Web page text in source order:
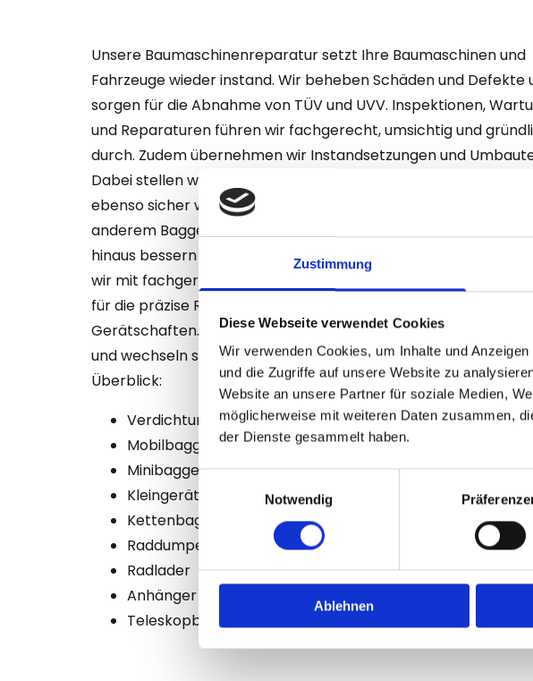
Zustimmung
Diese Webseite verwendet Cookies
Wir verwenden Cookies, um Inhalte und
und die Zugriffe auf unsere Website zu
Website an unsere Partner für soziale Medien,
möglicherweise mit weiteren Daten zusammen,
der Dienste gesammelt haben.
Einwilligungsauswahl
Notwendig
Ablehnen
Unsere Baumaschinenreparatur setzt Ihre Baumaschinen und
Fahrzeuge wieder instand. Wir beheben Schäden und Defekte
sorgen für die Abnahme von TÜV und UVV. Inspektionen,
und Reparaturen führen wir fachgerecht, umsichtig und
durch. Zudem übernehmen wir Instandsetzungen und
Dabei stellen wir die mechanische und technische
ebenso sicher wie die Verkehrssicherheit. Repariert werden
anderem Bagger, Radlader, Raddumper und Kettenbagger.
hinaus bessern wir Kleingeräte und Anhänger aus.
wir mit fachgerechten Schweißarbeiten wieder in Form. So
für die präzise Reparatur von Baggerschaufeln und anderen
Gerätschaften. Zudem prüfen wir den Zustand von Reifen und
und wechseln sie bei Bedarf aus. Hier unsere
Überblick:
Verdichtungsgeräte
Mobilbagger
Minibagger
Kleingeräte
Kettenbagger
Raddumper
Radlader
Anhänger
Teleskopbagger